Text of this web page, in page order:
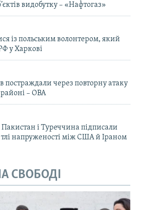
видобутку – «Нафтогаз»
із польським волонтером, який
у Харкові
постраждали через повторну атаку
– ОВА
Пакистан і Туреччина підписали
напруженості між США й Іраном
СВОБОДІ